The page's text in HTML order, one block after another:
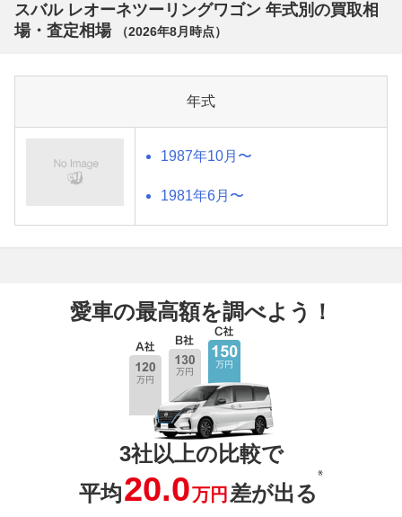
スバル レオーネツーリングワゴン 年式別の買取相
場・査定相場
（2026年8月 時点）
年式
1987年10月〜
1981年6月〜
愛車の最高額を調べよう！
3社以上の比較で
平均20.0万円 差が出る
※